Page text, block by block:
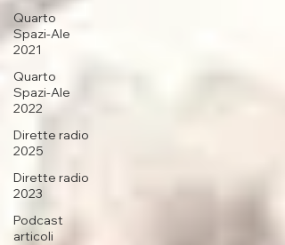
Quarto
Spazi-Ale
2021
Quarto
Spazi-Ale
2022
Dirette radio
2025
Dirette radio
2023
Podcast
articoli